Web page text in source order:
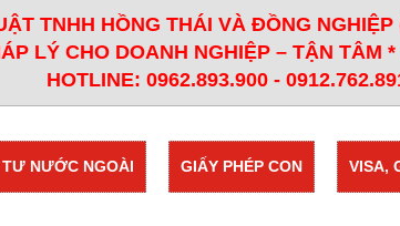
TNHH HỒNG THÁI VÀ ĐỒNG
LÝ CHO DOANH NGHIỆP – TẬN TÂM
HOTLINE: 0962.893.900 -
VISA,
GIẤY PHÉP CON
NƯỚC NGOÀI